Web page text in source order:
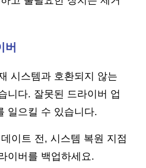
버
시스템과 호환되지 않는
니다. 잘못된 드라이버 업
일으킬 수 있습니다.
이트 전, 시스템 복원 지점
이버를 백업하세요.